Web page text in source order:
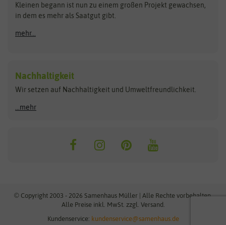
Anzucht & Gartenzubehör
Anzuchtschalen
Heizmatte & Heizkabel
Kokos-Quelltabletten
Zimmergewächshaus
Maissamen
Paprikasamen
Bûten Birds
Carl Pabst
Flora Elite
Florissa
Flortis
Franchi Sementi
Greenline
Hortitops
JUB Holland
Küpper
Ladbrooke Soil Blockers
Kleinen begann ist nun zu einem großen Projekt gewachsen,
in dem es mehr als Saatgut gibt.
mehr...
Nachhaltigkeit
Wir setzen auf Nachhaltigkeit und Umweltfreundlichkeit.
...mehr
© Copyright 2003 - 2026 Samenhaus Müller | Alle Rechte vorbehalten.
Alle Preise inkl. MwSt. zzgl. Versand.
Kundenservice: kundenservice@samenhaus.de